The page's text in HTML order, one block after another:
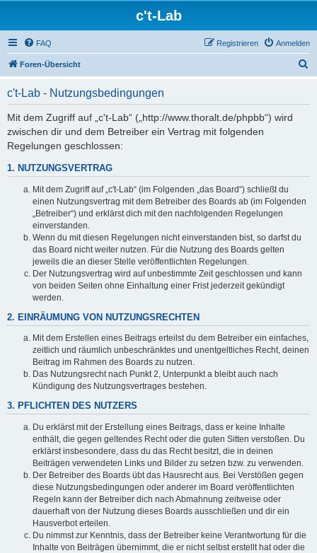
c't-Lab
FAQ Anmelden
Registrieren
Foren-Übersicht
c't-Lab - Nutzungsbedingungen
Mit dem Zugriff auf „c't-Lab“ („http://www.thoralt.de/phpbb“) wird
zwischen dir und dem Betreiber ein Vertrag mit folgenden
Regelungen geschlossen:
1. NUTZUNGSVERTRAG
Mit dem Zugriff auf „c't-Lab“ (im Folgenden „das Board“) schließt du
einen Nutzungsvertrag mit dem Betreiber des Boards ab (im Folgenden
„Betreiber“) und erklärst dich mit den nachfolgenden Regelungen
einverstanden.
Wenn du mit diesen Regelungen nicht einverstanden bist, so darfst du
das Board nicht weiter nutzen. Für die Nutzung des Boards gelten
jeweils die an dieser Stelle veröffentlichten Regelungen.
Der Nutzungsvertrag wird auf unbestimmte Zeit geschlossen und kann
von beiden Seiten ohne Einhaltung einer Frist jederzeit gekündigt
werden.
2. EINRÄUMUNG VON NUTZUNGSRECHTEN
Mit dem Erstellen eines Beitrags erteilst du dem Betreiber ein einfaches,
zeitlich und räumlich unbeschränktes und unentgeltliches Recht, deinen
Beitrag im Rahmen des Boards zu nutzen.
Das Nutzungsrecht nach Punkt 2, Unterpunkt a bleibt auch nach
Kündigung des Nutzungsvertrages bestehen.
3. PFLICHTEN DES NUTZERS
Du erklärst mit der Erstellung eines Beitrags, dass er keine Inhalte
enthält, die gegen geltendes Recht oder die guten Sitten verstoßen. Du
erklärst insbesondere, dass du das Recht besitzt, die in deinen
Beiträgen verwendeten Links und Bilder zu setzen bzw. zu verwenden.
Der Betreiber des Boards übt das Hausrecht aus. Bei Verstößen gegen
diese Nutzungsbedingungen oder anderer im Board veröffentlichten
Regeln kann der Betreiber dich nach Abmahnung zeitweise oder
dauerhaft von der Nutzung dieses Boards ausschließen und dir ein
Hausverbot erteilen.
Du nimmst zur Kenntnis, dass der Betreiber keine Verantwortung für die
Inhalte von Beiträgen übernimmt, die er nicht selbst erstellt hat oder die